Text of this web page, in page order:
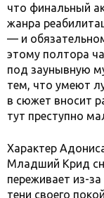
что финальный
жанра
— и
этому полтора
под заунывную
тем, что умеют
в сюжет вносит
тут преступно
Характер
Младший Крид
переживает из-
тени своего